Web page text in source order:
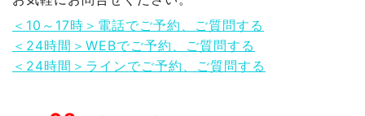
＜10～17時＞電話でご予約、ご質問する
＜24時間＞WEBでご予約、ご質問する
＜24時間＞ラインでご予約、ご質問する